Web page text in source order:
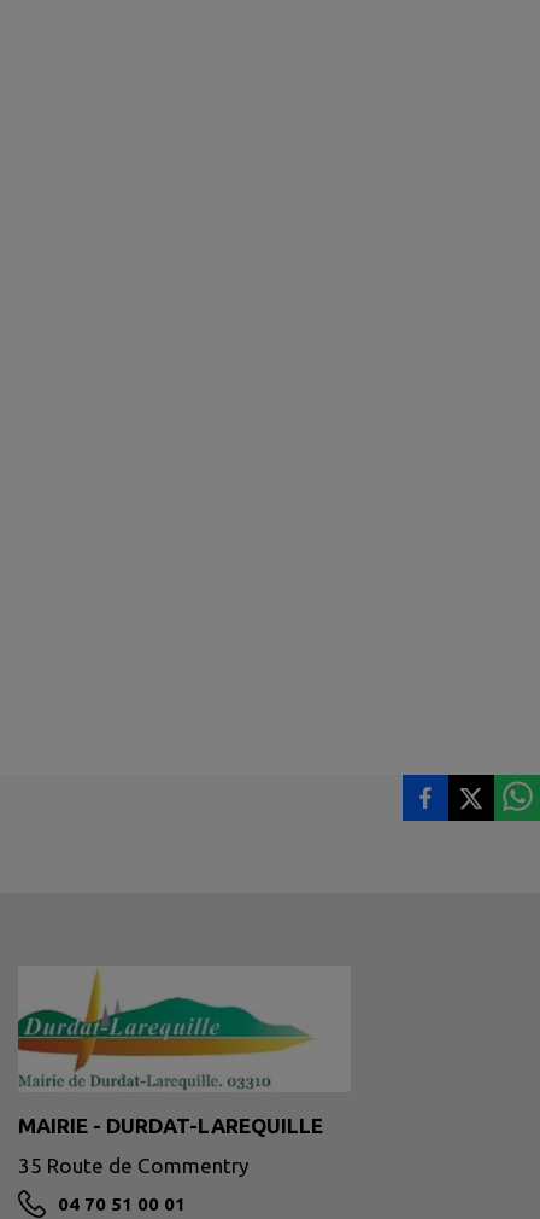
MAIRIE - DURDAT-LAREQUILLE
35 Route de Commentry
04 70 51 00 01